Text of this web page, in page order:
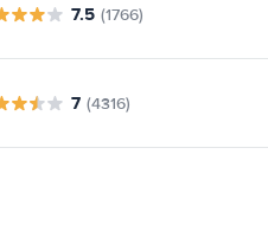
7.5 (1766)
7 (4316)